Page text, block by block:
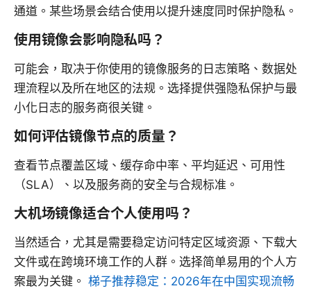
通道。某些场景会结合使用以提升速度同时保护隐私。
使用镜像会影响隐私吗？
可能会，取决于你使用的镜像服务的日志策略、数据处
理流程以及所在地区的法规。选择提供强隐私保护与最
小化日志的服务商很关键。
如何评估镜像节点的质量？
查看节点覆盖区域、缓存命中率、平均延迟、可用性
（SLA）、以及服务商的安全与合规标准。
大机场镜像适合个人使用吗？
当然适合，尤其是需要稳定访问特定区域资源、下载大
文件或在跨境环境工作的人群。选择简单易用的个人方
案最为关键。 梯子推荐稳定：2026年在中国实现流畅